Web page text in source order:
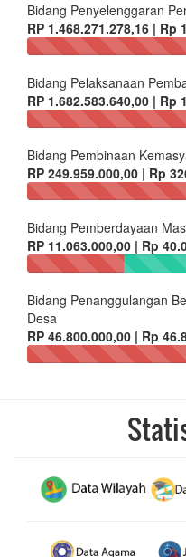
Bidang Penyelenggaran
RP 1.468.271.278,16 | Rp
Bidang Pelaksanaan
RP 1.682.583.640,00 | Rp
Bidang Pembinaan
RP 249.959.000,00 | Rp
Bidang Pemberdayaan
RP 11.063.000,00 | Rp
Bidang Penanggulangan
Desa
RP 46.800.000,00 | Rp